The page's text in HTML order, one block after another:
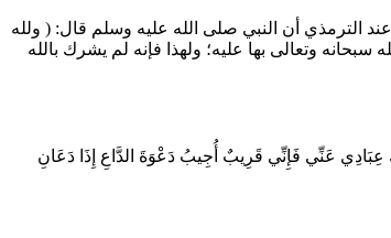
الترمذي أن النبي صلى الله عليه وسلم قال: ( ولله
سبحانه وتعالى بها عليه؛ ولهذا فإنه لم يشرك بالله
عِبَادِي عَنِّي فَإِنِّي قَرِيبٌ أُجِيبُ دَعْوَةَ الدَّاعِ إِذَا دَعَانِ